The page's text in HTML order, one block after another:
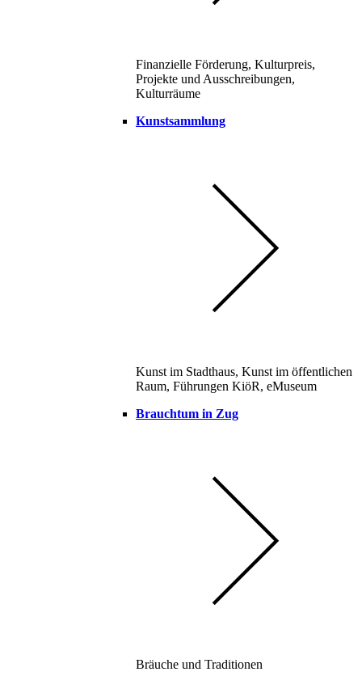
Finanzielle Förderung, Kulturpreis,
Projekte und Ausschreibungen,
Kulturräume
Kunstsammlung
Kunst im Stadthaus, Kunst im öffentlichen
Raum, Führungen KiöR, eMuseum
Brauchtum in Zug
Bräuche und Traditionen